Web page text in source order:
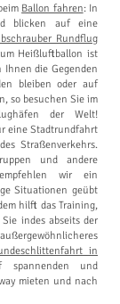
Ballon fahren: In
blicken auf eine
Rundflug
Heißluftballon ist
die Gegenden
bleiben oder auf
so besuchen Sie im
der Welt!
eine Stadtrundfahrt
Straßenverkehrs.
und andere
wir ein
Situationen geübt
hilft das Training,
indes abseits der
in
und
mieten und nach